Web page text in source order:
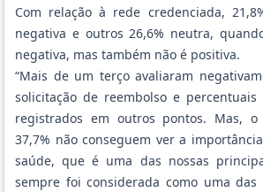
Com relação à rede credenciada,
negativa e outros 26,6% neutra,
negativa, mas também não é positiva.
“Mais de um terço avaliaram
solicitação de reembolso e percentuais
registrados em outros pontos. Mas,
37,7% não conseguem ver a
saúde, que é uma das nossas
sempre foi considerada como uma das